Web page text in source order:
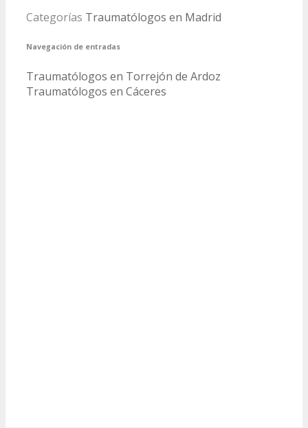
Categorías Traumatólogos en Madrid
Navegación de entradas
Traumatólogos en Torrejón de Ardoz
Traumatólogos en Cáceres